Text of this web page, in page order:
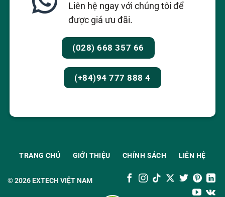
Liên hệ ngay với chúng tôi để
được giá ưu đãi.
(028) 668 357 66
(+84)94 777 888 4
© 2026EXTECH VIỆT NAM
TRANG CHỦ GIỚI THIỆU CHÍNH SÁCH LIÊN HỆ